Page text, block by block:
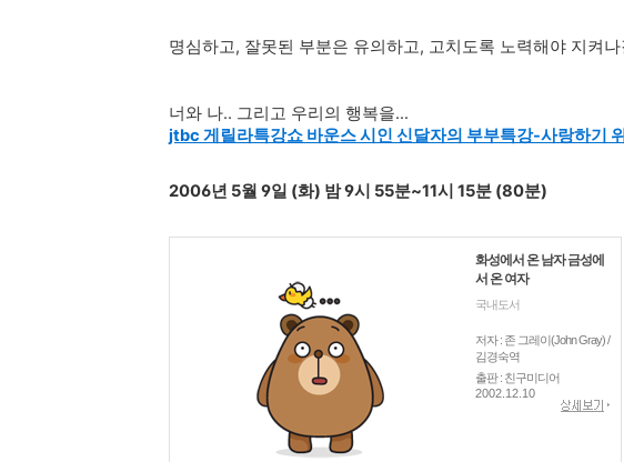
명심하고, 잘못된 부분은 유의하고, 고치도록 노력해야 지켜
너와 나.. 그리고 우리의 행복을...
jtbc 게릴라특강쇼 바운스 시인 신달자의 부부특강-사랑하기
2006년 5월 9일 (화) 밤 9시 55분~11시 15분 (80분)
화성에서 온 남자 금성에
서 온 여자
국내도서
저자 : 존 그레이(John Gray) /
김경숙역
출판 : 친구미디어
2002.12.10